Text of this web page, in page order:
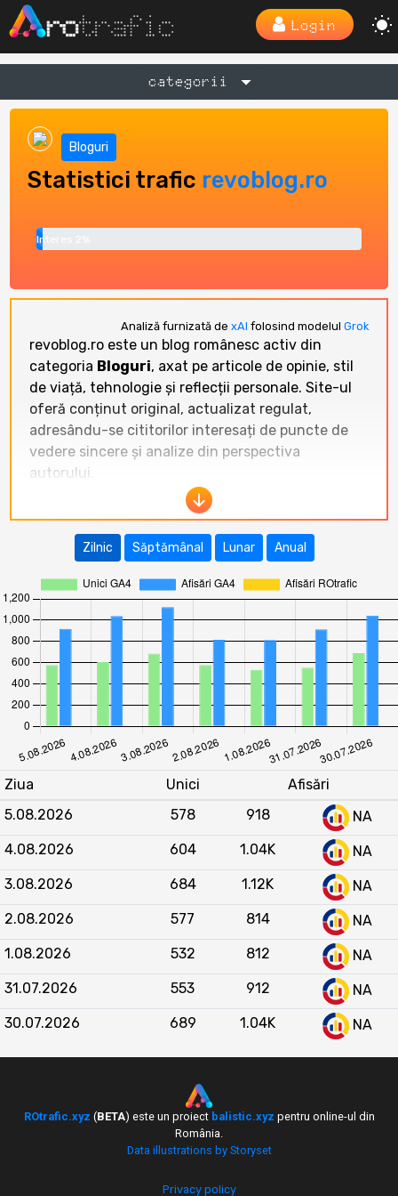
Login
categorii
Bloguri
Statistici trafic revoblog.ro
Interes 2%
Analiză furnizată de xAI folosind modelul Grok
revoblog.ro este un blog românesc activ din
categoria Bloguri, axat pe articole de opinie, stil
de viață, tehnologie și reflecții personale. Site-ul
oferă conținut original, actualizat regulat,
adresându-se cititorilor interesați de puncte de
vedere sincere și analize din perspectiva
autorului.
În ultimele 12 luni, traficul pe revoblog.ro a
înregistrat fluctuații semnificative. Cel mai bun
rezultat a fost înoctombrie 2025 cu40.821
februarie-martie 2026 a arătat de asemenea
valori ridicate (peste 29.000 vizitatori unici). După
un declin puternic în august 2025 (doar 7.346
vizitatori unici), site-ul și-a revenit constant,
menținând o medie lunară de aproximativ 22.000
vizitatori unici. Tendința generală indică o
creștere sezonieră în lunile de toamnă și iarnă,
urmată de o stabilizare în prima jumătate a anului
2026.
Bloguri
, revoblog.ro se situează constant întop 5
ca trafic lunar, fiind depășit clar doar de
mariuscucu.ro și zonait.ro. Față de bloguri medii
precum vasileruscior.ro, adrianbolocan.ro sau
dusacucartea.ro, revoblog.ro înregistrează volume
de trafic de 4-10 ori mai mari în majoritatea lunilor.
Comparativ cu bloguri mici (Blog Valentin Văleanu,
superioară. Tendința pe ultimele 12 luni arată că
revoblog.ro își menține o poziție stabilă în ierarhia
blogurilor românești, cu o vizibilitate consistentă
și o evoluție pozitivă față de majoritatea
Zilnic Săptămânal Lunar Anual
Ziua Unici
Afisări
5.08.2026
578 918
NA
4.08.2026
604 1.04K
NA
3.08.2026
684 1.12K
NA
2.08.2026
577 814
NA
1.08.2026
532 812
NA
31.07.2026
553 912
NA
30.07.2026
689 1.04K NA
ROtrafic.xyz (BETA) este un proiect balistic.xyz pentru online-ul din
România.
Data illustrations by Storyset
Privacy policy